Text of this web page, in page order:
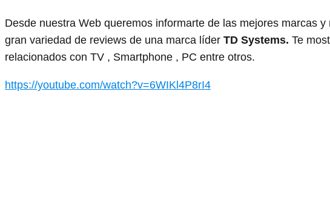
Desde nuestra Web queremos informarte de las mejores marcas
gran variedad de reviews de una marca líder TD Systems. Te
relacionados con TV , Smartphone , PC entre otros.
https://youtube.com/watch?v=6WIKl4P8rI4